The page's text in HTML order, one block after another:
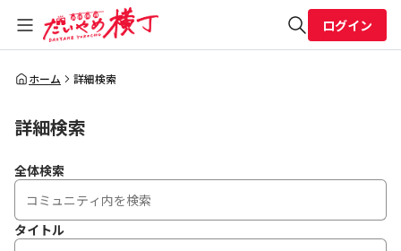
全体検索
ログイン
ホーム 詳細検索
詳細検索
全体検索
タイトル